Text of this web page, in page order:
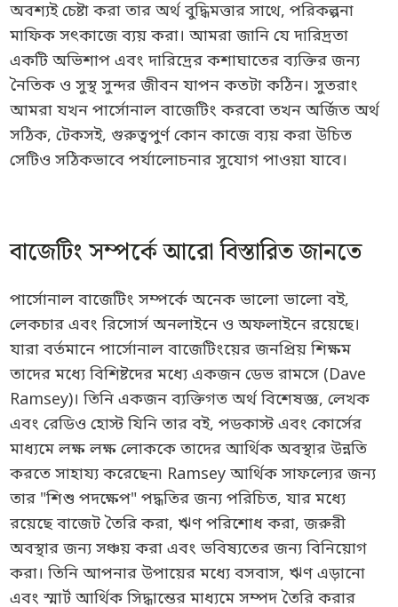
অবশ্যই চেষ্টা করা তার অর্থ বুদ্ধিমত্তার সাথে, পরিকল্পনা
মাফিক সৎকাজে ব্যয় করা। আমরা জানি যে দারিদ্রতা
একটি অভিশাপ এবং দারিদ্রের কশাঘাতের ব্যক্তির জন্য
নৈতিক ও সুস্থ সুন্দর জীবন যাপন কতটা কঠিন। সুতরাং
আমরা যখন পার্সোনাল বাজেটিং করবো তখন অর্জিত অর্থ
সঠিক, টেকসই, গুরুত্বপুর্ণ কোন কাজে ব্যয় করা উচিত
সেটিও সঠিকভাবে পর্যালোচনার সুযোগ পাওয়া যাবে।
বাজেটিং সম্পর্কে আরো বিস্তারিত জানতে
পার্সোনাল বাজেটিং সম্পর্কে অনেক ভালো ভালো বই,
লেকচার এবং রিসোর্স অনলাইনে ও অফলাইনে রয়েছে।
যারা বর্তমানে পার্সোনাল বাজেটিংয়ের জনপ্রিয় শিক্ষম
তাদের মধ্যে বিশিষ্টদের মধ্যে একজন ডেভ রামসে (Dave
Ramsey)। তিনি একজন ব্যক্তিগত অর্থ বিশেষজ্ঞ, লেখক
এবং রেডিও হোস্ট যিনি তার বই, পডকাস্ট এবং কোর্সের
মাধ্যমে লক্ষ লক্ষ লোককে তাদের আর্থিক অবস্থার উন্নতি
করতে সাহায্য করেছেন৷ Ramsey আর্থিক সাফল্যের জন্য
তার "শিশু পদক্ষেপ" পদ্ধতির জন্য পরিচিত, যার মধ্যে
রয়েছে বাজেট তৈরি করা, ঋণ পরিশোধ করা, জরুরী
অবস্থার জন্য সঞ্চয় করা এবং ভবিষ্যতের জন্য বিনিয়োগ
করা। তিনি আপনার উপায়ের মধ্যে বসবাস, ঋণ এড়ানো
এবং স্মার্ট আর্থিক সিদ্ধান্তের মাধ্যমে সম্পদ তৈরি করার